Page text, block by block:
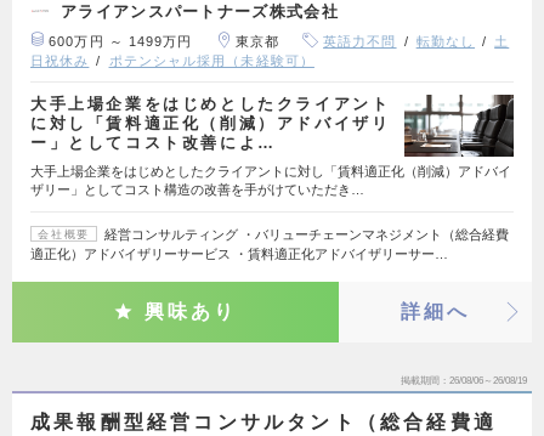
アライアンスパートナーズ株式会社
600万円 ～ 1499万円 東京都 英語力不問 転勤なし
土
日祝休み
ポテンシャル採用（未経験可）
大手上場企業をはじめとしたクライアント
に対し「賃料適正化（削減）アドバイザリ
ー」としてコスト改善によ…
大手上場企業をはじめとしたクライアントに対し「賃料適正化（削減）アドバイ
ザリー」としてコスト構造の改善を手がけていただき…
会社概要
経営コンサルティング ・バリューチェーンマネジメント（総合経費
適正化）アドバイザリーサービス ・賃料適正化アドバイザリーサー…
興味あり 詳細へ
掲載期間 26/08/06～26/08/19
成果報酬型経営コンサルタント（総合経費適